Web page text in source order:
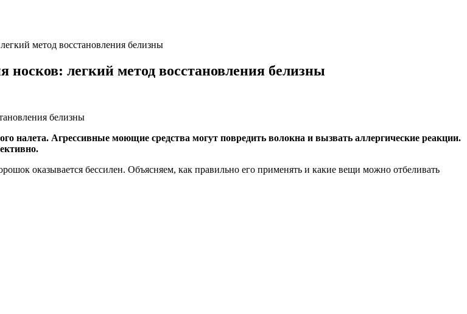
метод восстановления белизны
носков: легкий метод восстановления белизны
налета. Агрессивные моющие средства могут повредить волокна и вызвать аллергические реакции.
оказывается бессилен. Объясняем, как правильно его применять и какие вещи можно отбеливать